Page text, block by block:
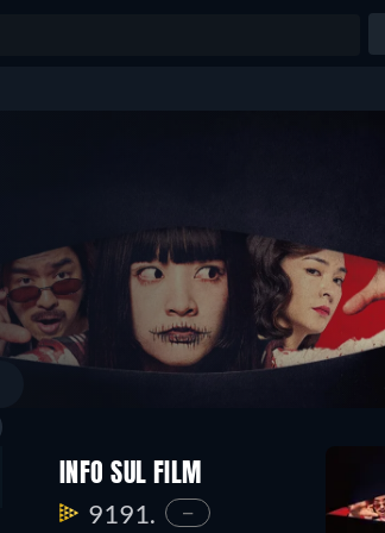
INFO SUL FILM
9191. —